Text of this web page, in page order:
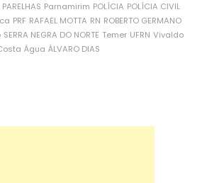
PARELHAS Parnamirim POLÍCIA POLÍCIA CIVIL
PRF RAFAEL MOTTA RN ROBERTO GERMANO
SERRA NEGRA DO NORTE Temer UFRN Vivaldo
Água ÁLVARO DIAS